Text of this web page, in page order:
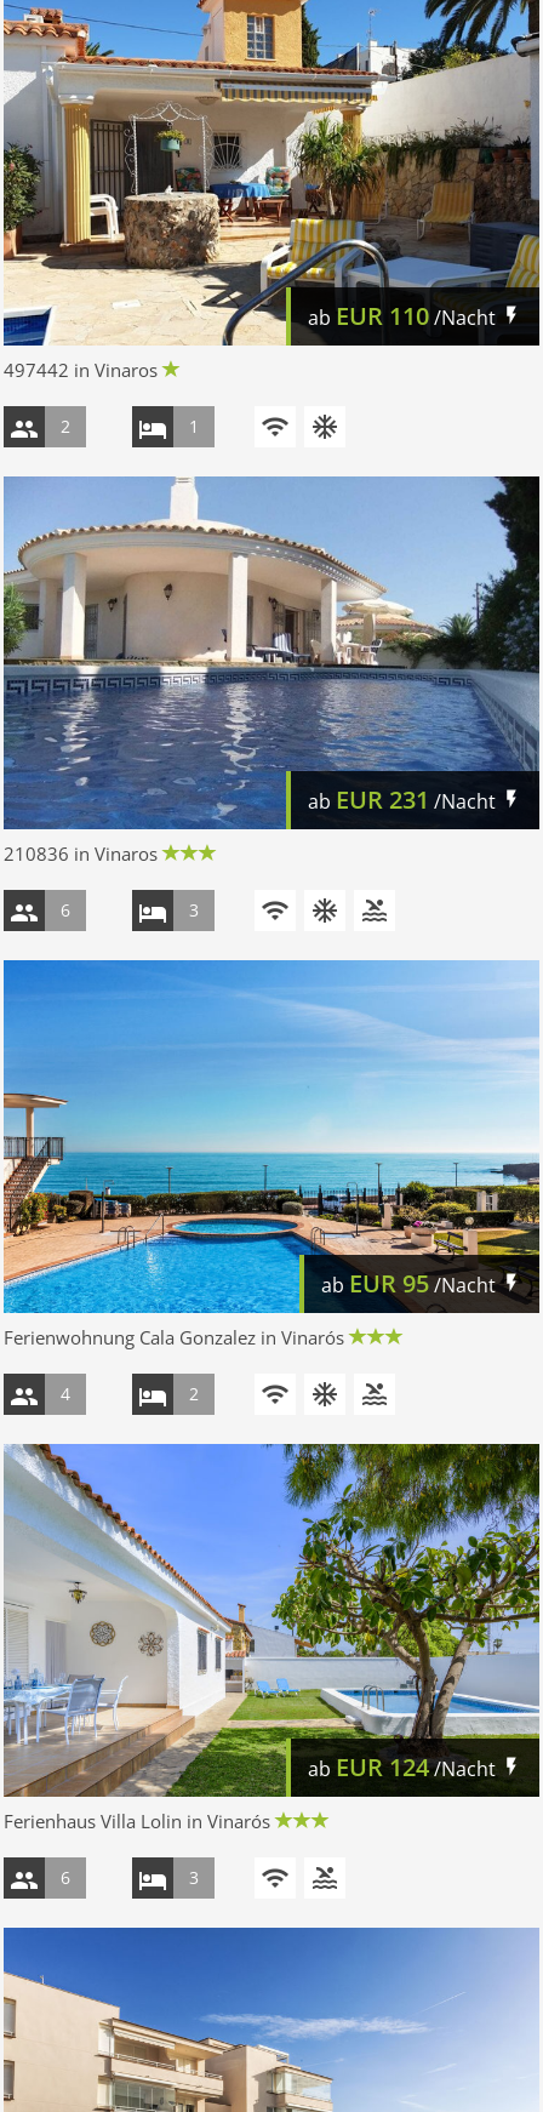
ab EUR 110/Nacht
497442 in Vinaros
2 1
ab EUR 231 /Nacht
210836 in Vinaros
6 3
ab EUR95/Nacht
Ferienwohnung Cala Gonzalez in Vinarós
4 2
ab EUR124/Nacht
Ferienhaus Villa Lolin in Vinarós
6 3